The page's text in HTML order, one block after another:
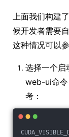
上面我们构建
候开发者需要
这种情况可以
选择一个启
web-ui命
考：